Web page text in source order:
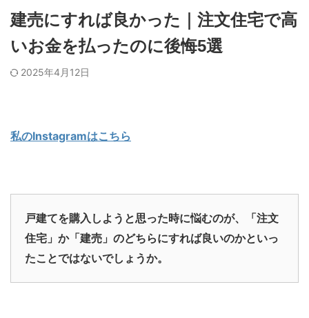
建売にすれば良かった｜注文住宅で高
いお金を払ったのに後悔5選
2025年4月12日
私のInstagramはこちら
戸建てを購入しようと思った時に悩むのが、「注文
住宅」か「建売」のどちらにすれば良いのかといっ
たことではないでしょうか。